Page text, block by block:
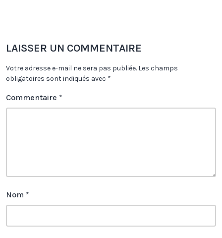
LAISSER UN COMMENTAIRE
Votre adresse e-mail ne sera pas publiée. Les champs
obligatoires sont indiqués avec *
Commentaire *
Nom *